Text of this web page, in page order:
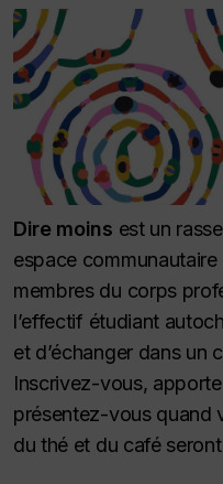
Dire moins est un
espace
membres du corps
l’effectif étudiant
et d’échanger dans un
Inscrivez-vous,
présentez-vous quand
du thé et du café